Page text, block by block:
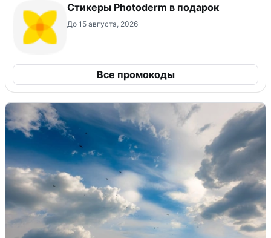
Стикеры Photoderm в подарок
До 15 августа, 2026
Все промокоды